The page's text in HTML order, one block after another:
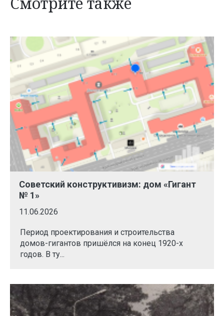
Советский конструктивизм: дом «Гигант
№ 1»
11.06.2026
Период проектирования и строительства
домов-гигантов пришёлся на конец 1920-х
годов. В ту...